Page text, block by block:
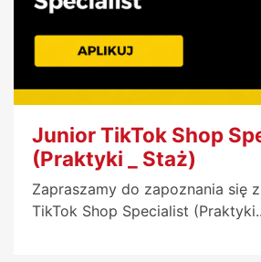
Junior TikTok Shop
(Praktyki _ Staż)
Zapraszamy do zapoznania się
TikTok Shop Specialist